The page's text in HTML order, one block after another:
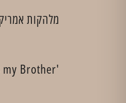
מלהקות
'House of the rising sun', 'Oh, Pretty Woman', 'He ain't Heavy, he's my Brother'